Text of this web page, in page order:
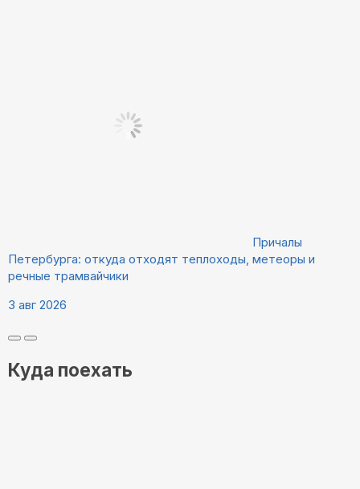
Причалы
Петербурга: откуда отходят теплоходы, метеоры и
речные трамвайчики
3 авг 2026
Куда поехать